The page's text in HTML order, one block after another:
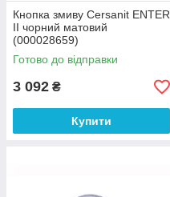
Кнопка змиву Cersanit ENTER
II чорний матовий
(000028659)
Готово до відправки
3 092 ₴
Купити